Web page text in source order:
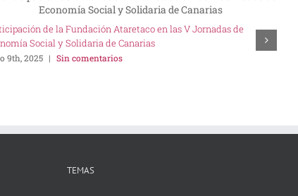
de la Fundación Ataretaco en las V Jornadas de
Social y Solidaria de Canarias
9th, 2025 | Sin comentarios
TEMAS